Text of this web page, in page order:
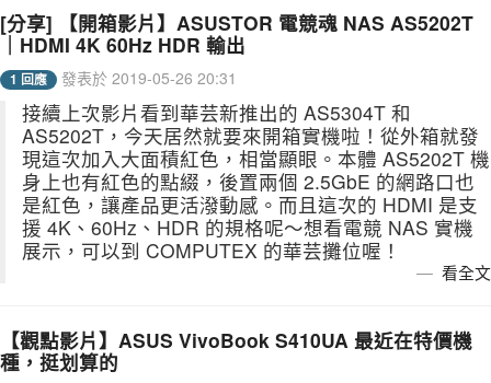
[分享] 【開箱影片】ASUSTOR 電競魂 NAS AS5202T
｜HDMI 4K 60Hz HDR 輸出
1 回應 發表於 2019-05-26 20:31
接續上次影片看到華芸新推出的 AS5304T 和
AS5202T，今天居然就要來開箱實機啦！從外箱就發
現這次加入大面積紅色，相當顯眼。本體 AS5202T 機
身上也有紅色的點綴，後置兩個 2.5GbE 的網路口也
是紅色，讓產品更活潑動感。而且這次的 HDMI 是支
援 4K、60Hz、HDR 的規格呢～想看電競 NAS 實機
展示，可以到 COMPUTEX 的華芸攤位喔！
看全文
【觀點影片】ASUS VivoBook S410UA 最近在特價機
種，挺划算的